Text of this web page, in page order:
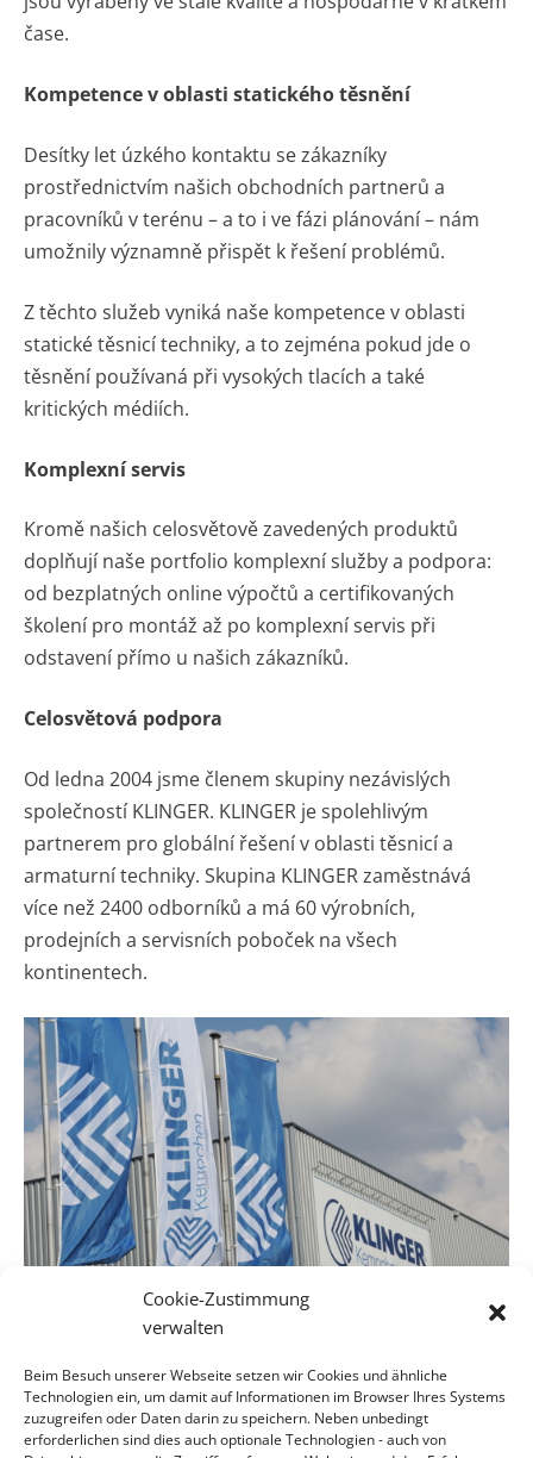
Cookie-Zustimmung
verwalten
Beim Besuch unserer Webseite setzen wir Cookies und ähnliche
Technologien ein, um damit auf Informationen im Browser Ihres Systems
zuzugreifen oder Daten darin zu speichern. Neben unbedingt
erforderlichen sind dies auch optionale Technologien - auch von
čase.
Kompetence v oblasti statického těsnění
Desítky let úzkého kontaktu se zákazníky
prostřednictvím našich obchodních partnerů a
pracovníků v terénu – a to i ve fázi plánování – nám
umožnily významně přispět k řešení problémů.
Z těchto služeb vyniká naše kompetence v oblasti
statické těsnicí techniky, a to zejména pokud jde o
těsnění používaná při vysokých tlacích a také
kritických médiích.
Komplexní servis
Kromě našich celosvětově zavedených produktů
doplňují naše portfolio komplexní služby a podpora:
od bezplatných online výpočtů a certifikovaných
školení pro montáž až po komplexní servis při
odstavení přímo u našich zákazníků.
Celosvětová podpora
Od ledna 2004 jsme členem skupiny nezávislých
společností KLINGER. KLINGER je spolehlivým
partnerem pro globální řešení v oblasti těsnicí a
armaturní techniky. Skupina KLINGER zaměstnává
více než 2400 odborníků a má 60 výrobních,
prodejních a servisních poboček na všech
kontinentech.